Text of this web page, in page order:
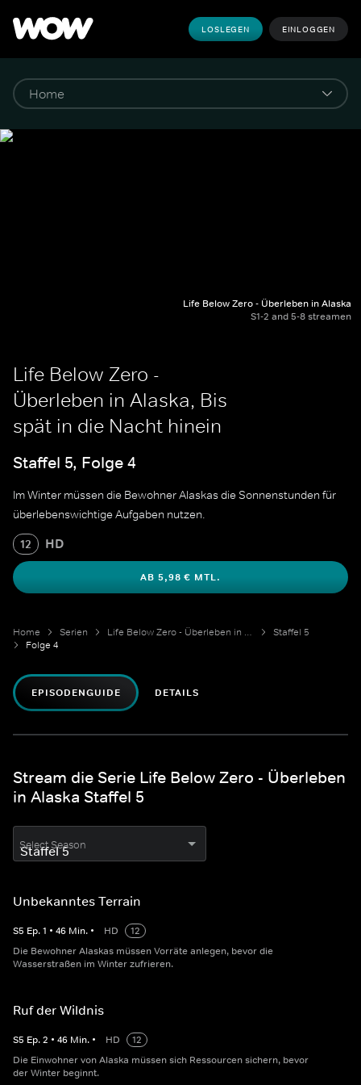
LOSLEGEN EINLOGGEN
Life Below Zero - Überleben in Alaska
S1-2 and 5-8 streamen
Life Below Zero -
Überleben in Alaska, Bis
spät in die Nacht hinein
Staffel 5, Folge 4
Im Winter müssen die Bewohner Alaskas die Sonnenstunden für
überlebenswichtige Aufgaben nutzen.
12 HD
AB 5,98 € MTL.
Home Serien Life Below Zero - Überleben in Alaska
Staffel 5
Folge 4
EPISODENGUIDE DETAILS
Stream die Serie Life Below Zero - Überleben
in Alaska Staffel 5
Select Season
Unbekanntes Terrain
S5 Ep.1 • 46 Min. • HD
12
Die Bewohner Alaskas müssen Vorräte anlegen, bevor die
Wasserstraßen im Winter zufrieren.
Ruf der Wildnis
S5 Ep.2 • 46 Min. • HD
12
Die Einwohner von Alaska müssen sich Ressourcen sichern, bevor
der Winter beginnt.